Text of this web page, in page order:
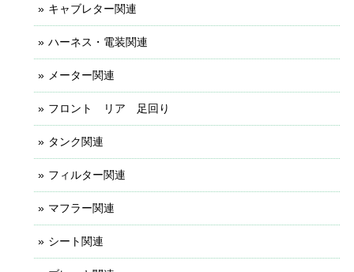
キャブレター関連
ハーネス・電装関連
メーター関連
フロント リア 足回り
タンク関連
フィルター関連
マフラー関連
シート関連